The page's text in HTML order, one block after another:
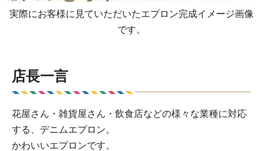
実際にお客様に見ていただいたエプロン完成イメージ画像
です。
店長一言
花屋さん・雑貨屋さん・飲食店などの様々な業種に対応
する、デニムエプロン。
かわいいエプロンです。